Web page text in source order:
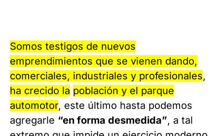
Somos testigos de nuevos
emprendimientos que se vienen dando,
comerciales, industriales y profesionales,
ha crecido la población y el parque
automotor, este último hasta podemos
agregarle “en forma desmedida”, a tal